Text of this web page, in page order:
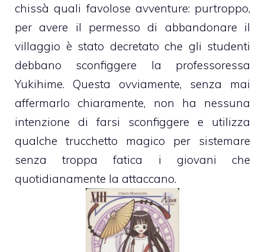
chissà quali favolose avventure: purtroppo,
per avere il permesso di abbandonare il
villaggio è stato decretato che gli studenti
debbano sconfiggere la professoressa
Yukihime. Questa ovviamente, senza mai
affermarlo chiaramente, non ha nessuna
intenzione di farsi sconfiggere e utilizza
qualche trucchetto magico per sistemare
senza troppa fatica i giovani che
quotidianamente la attaccano.